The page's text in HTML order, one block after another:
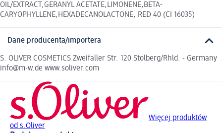
OIL/EXTRACT,GERANYL ACETATE,LIMONENE,BETA-
CARYOPHYLLENE,HEXADECANOLACTONE, RED 40 (CI 16035)
Dane producenta/importera
S. OLIVER COSMETICS Zweifaller Str. 120 Stolberg/Rhld. - Germany
info@m-w.de www.soliver.com
Więcej produktów
od s.Oliver